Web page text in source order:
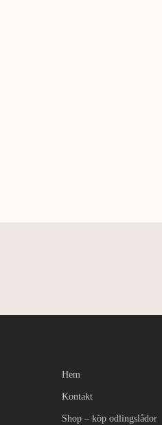
Hem
Kontakt
Shop – köp odlingslådor